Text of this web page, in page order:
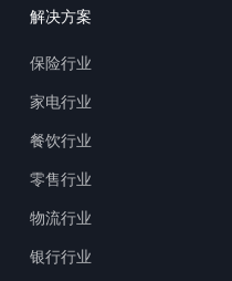
解决方案
保险行业
家电行业
餐饮行业
零售行业
物流行业
银行行业